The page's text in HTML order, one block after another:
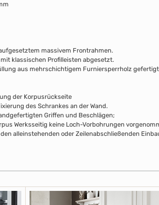
massivem Frontrahmen.
klassischen Profilleisten abgesetzt.
aus mehrschichtigem Furniersperrholz
der Korpusrückseite
des Schrankes an der Wand.
Griffen und Beschlägen;
Werksseitig keine Loch-Vorbohrungen
alleinstehenden oder Zeilenabschließenden